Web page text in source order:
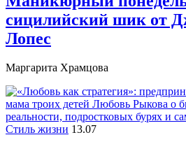
сицилийский шик от
Лопес
Маргарита Храмцова
Стиль жизни 13.07